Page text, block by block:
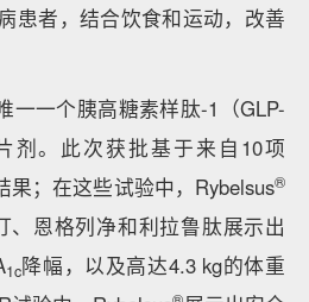
患者，结合饮食和运动，改善
一一个胰高糖素样肽-1（GLP-
剂。此次获批基于来自10项
果；在这些试验中，Rybelsus®
、恩格列净和利拉鲁肽展示出
1c降幅，以及高达4.3 kg的体重